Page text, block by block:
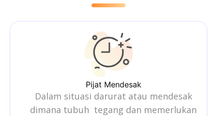
Pijat Mendesak
Dalam situasi darurat atau mendesak
dimana tubuh tegang dan memerlukan